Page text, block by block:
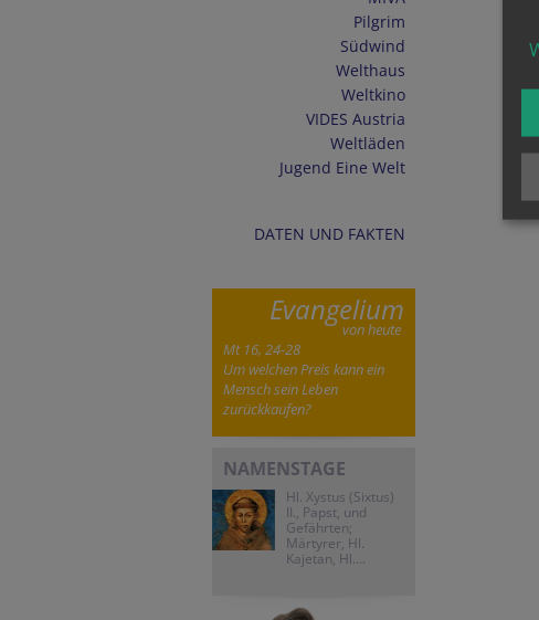
Pilgrim
Südwind
Welthaus
Weltkino
VIDES Austria
Weltläden
Jugend Eine Welt
DATEN UND FAKTEN
Evangelium
von heute
Mt 16, 24-28
Um welchen Preis kann ein
Mensch sein Leben
zurückkaufen?
NAMENSTAGE
Hl. Xystus (Sixtus)
II., Papst, und
Gefährten;
Märtyrer, Hl.
Kajetan, Hl....